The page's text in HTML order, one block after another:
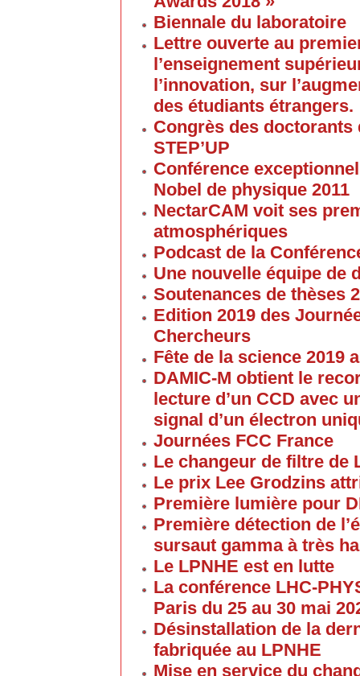
Biennale du laboratoire
Lettre ouverte au
l’enseignement
l’innovation, sur
des étudiants étrangers.
Congrès des doctorants
STEP’UP
Conférence
Nobel de physique 2011
NectarCAM voit ses
atmosphériques
Podcast de la
Une nouvelle équipe de
Soutenances de thèses
Edition 2019 des
Chercheurs
Fête de la science 2019
DAMIC-M obtient le
lecture d’un CCD avec
signal d’un électron
Journées FCC France
Le changeur de filtre de
Le prix Lee Grodzins
Première lumière pour
Première détection de
sursaut gamma à très
Le LPNHE est en lutte
La conférence LHC-
Paris du 25 au 30 mai
Désinstallation de la
fabriquée au LPNHE
Mise en service du